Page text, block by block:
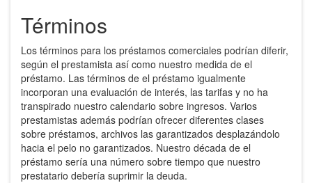
Términos
Los términos para los préstamos comerciales podrían diferir,
según el prestamista así­ como nuestro medida de el
préstamo. Las términos de el préstamo igualmente
incorporan una evaluación de interés, las tarifas y no ha
transpirado nuestro calendario sobre ingresos. Varios
prestamistas además podrían ofrecer diferentes clases
sobre préstamos, archivos las garantizados desplazándolo
hacia el pelo no garantizados. Nuestro década de el
préstamo serí­a una número sobre tiempo que nuestro
prestatario debería suprimir la deuda.